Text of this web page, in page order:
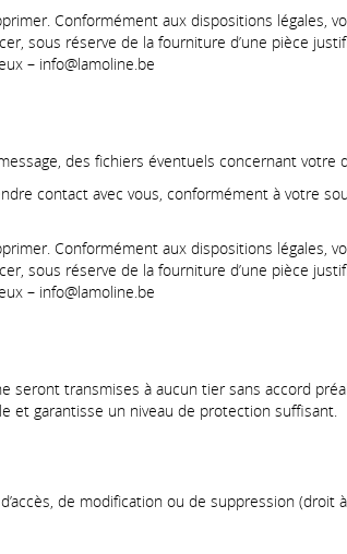
Conformément aux dispositions légales,
sous réserve de la fourniture d’une pièce
– info@lamoline.be
des fichiers éventuels concernant votre
contact avec vous, conformément à votre
Conformément aux dispositions légales,
sous réserve de la fourniture d’une pièce
– info@lamoline.be
seront transmises à aucun tier sans accord
et garantisse un niveau de protection suffisant.
de modification ou de suppression (droit